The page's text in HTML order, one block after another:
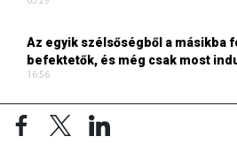
Az egyik szélsőségből a másikba
befektetők, és még csak most
16:56
TURIZMUS ONLINE CIKKEI